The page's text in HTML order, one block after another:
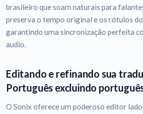
brasileiro que soam naturais para
preserva o tempo original e os rótulos
garantindo uma sincronização perfeita
audio.
Editando e refinando sua
Português excluindo
O Sonix oferece um poderoso editor